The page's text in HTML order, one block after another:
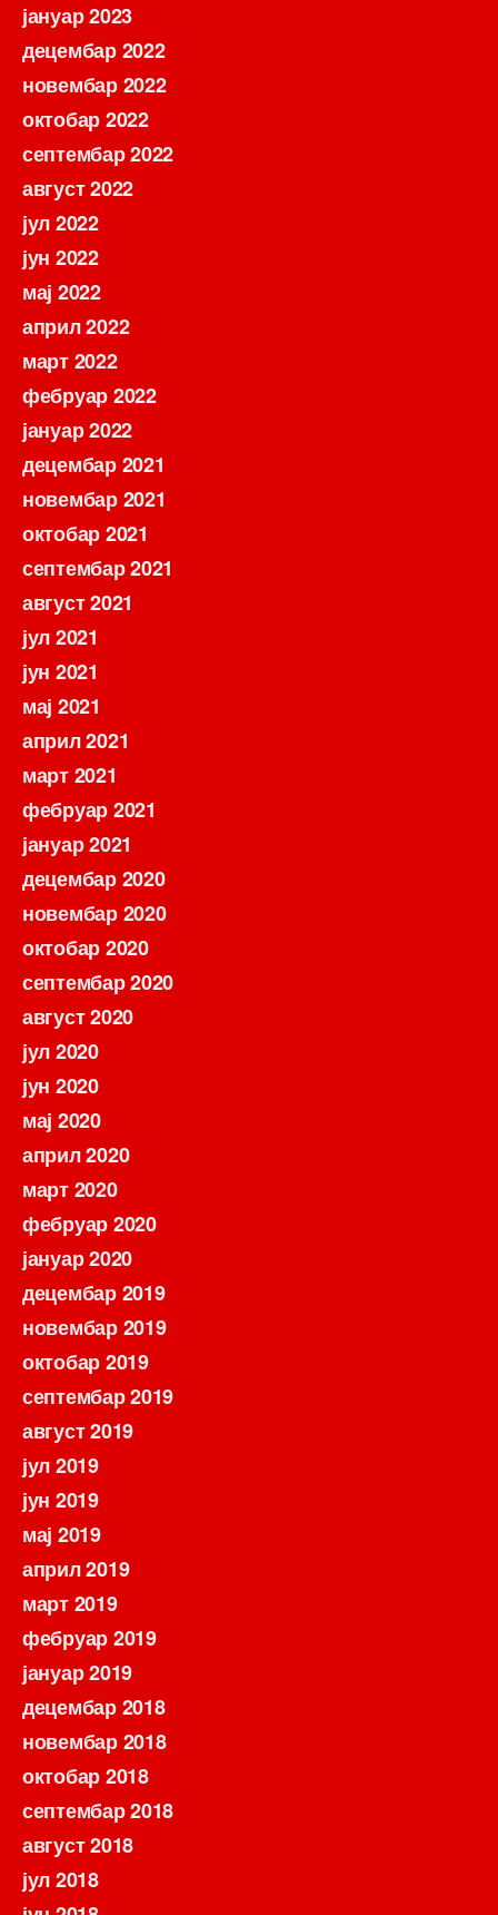
јануар 2023
децембар 2022
новембар 2022
октобар 2022
септембар 2022
август 2022
јул 2022
јун 2022
мај 2022
април 2022
март 2022
фебруар 2022
јануар 2022
децембар 2021
новембар 2021
октобар 2021
септембар 2021
август 2021
јул 2021
јун 2021
мај 2021
април 2021
март 2021
фебруар 2021
јануар 2021
децембар 2020
новембар 2020
октобар 2020
септембар 2020
август 2020
јул 2020
јун 2020
мај 2020
април 2020
март 2020
фебруар 2020
јануар 2020
децембар 2019
новембар 2019
октобар 2019
септембар 2019
август 2019
јул 2019
јун 2019
мај 2019
април 2019
март 2019
фебруар 2019
јануар 2019
децембар 2018
новембар 2018
октобар 2018
септембар 2018
август 2018
јул 2018